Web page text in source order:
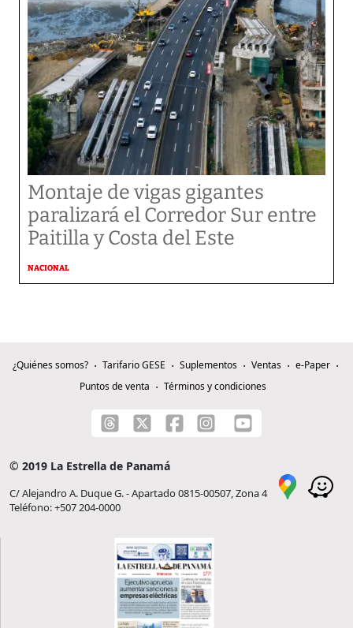
Montaje de vigas gigantes
paralizará el Corredor Sur entre
Paitilla y Costa del Este
NACIONAL
¿Quiénes somos? Tarifario GESE Suplementos Ventas
e-Paper
Puntos de venta
Términos y condiciones
© 2019 La Estrella de Panamá
C/ Alejandro A. Duque G. - Apartado 0815-00507, Zona 4
Teléfono: +507 204-0000